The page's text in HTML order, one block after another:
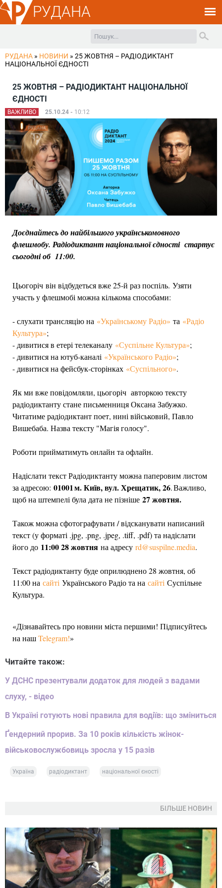
РУДАНА
РУДАНА » НОВИНИ » 25 ЖОВТНЯ – РАДІОДИКТАНТ
НАЦІОНАЛЬНОЇ ЄДНОСТІ
25 ЖОВТНЯ – РАДІОДИКТАНТ НАЦІОНАЛЬНОЇ
ЄДНОСТІ
ВАЖЛИВО 25.10.24 - 10:12
Доєднайтесь до найбільшого українськомовного
флешмобу. Радіодиктант національної єдності стартує
сьогодні об 11:00.
Цьогоріч він відбудеться вже 25-й раз поспіль. Узяти
участь у флешмобі можна кількома способами:
- слухати трансляцію на «Українському Радіо» та «Радіо
Культура»;
- дивитися в етері телеканалу «Суспільне Культура»;
- дивитися на ютуб-каналі «Українського Радіо»;
- дивитися на фейсбук-сторінках «Суспільного».
Як ми вже повідомляли, цьогоріч авторкою тексту
радіодиктанту стане письменниця Оксана Забужко.
Читатиме радіодиктант поет, нині військовий, Павло
Вишебаба. Назва тексту "Магія голосу".
Роботи прийматимуть онлайн та офлайн.
Надіслати текст Радіодиктанту можна паперовим листом
за адресою: 01001 м. Київ, вул. Хрещатик, 26. Важливо,
щоб на штемпелі була дата не пізніше 27 жовтня.
Також можна сфотографувати / відсканувати написаний
текст (у форматі .jpg, .png, .jpeg, .tiff, .pdf) та надіслати
його до 11:00 28 жовтня на адресу rd@suspilne.media.
Текст радіодиктанту буде оприлюднено 28 жовтня, об
11:00 на сайті Українського Радіо та на сайті Суспільне
Культура.
«Дізнавайтесь про новини міста першими! Підписуйтесь
на нашTelegram!»
Читайте також:
У ДСНС презентували додаток для людей з вадами
слуху, - відео
В Україні готують нові правила для водіїв: що зміниться
Ґендерний прорив. За 10 років кількість жінок-
військовослужбовиць зросла у 15 разів
Україна радіодиктант національної єності
БІЛЬШЕ НОВИН